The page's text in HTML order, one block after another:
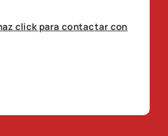
click para contactar con